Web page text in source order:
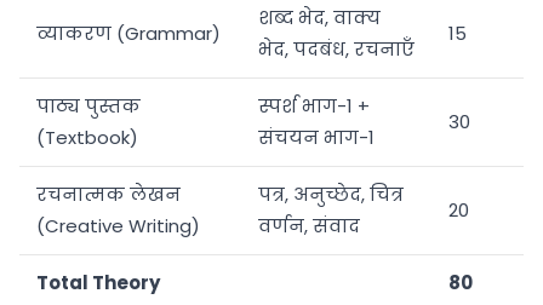
व्याकरण (Grammar)
शब्द भेद, वाक्य
भेद, पदबंध, रचनाएँ
15
पाठ्य पुस्तक
(Textbook)
स्पर्श भाग-1 +
संचयन भाग-1
30
रचनात्मक लेखन
(Creative Writing)
पत्र, अनुच्छेद, चित्र
वर्णन, संवाद
20
Total Theory 80